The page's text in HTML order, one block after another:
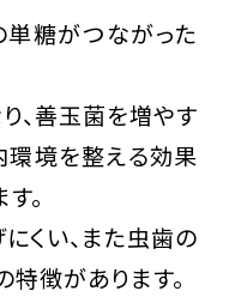
単糖がつながった
、善玉菌を増やす
環境を整える効果
。
くい、また虫歯の
徴があります。